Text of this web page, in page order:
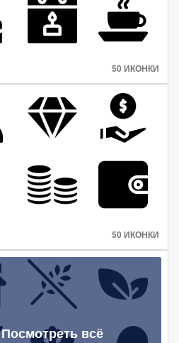
50 ИКОНКИ
50 ИКОНКИ
Посмотреть всё